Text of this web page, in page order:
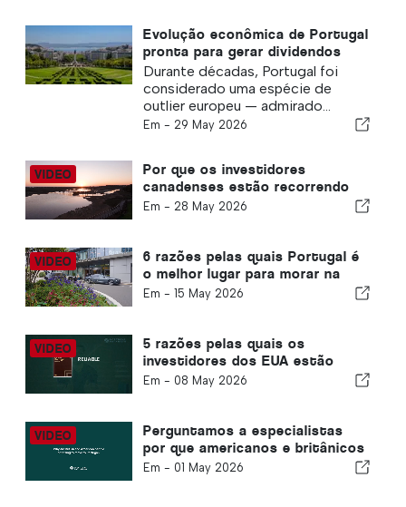
Evolução econômica de Portugal
pronta para gerar dividendos
Durante décadas, Portugal foi
considerado uma espécie de
outlier europeu — admirado...
Em - 29 May 2026
Por que os investidores
canadenses estão recorrendo
ao Golden Visa de Portugal
Em - 28 May 2026
6 razões pelas quais Portugal é
o melhor lugar para morar na
Europa
Em - 15 May 2026
5 razões pelas quais os
investidores dos EUA estão
escolhendo o Golden Visa de
Em - 08 May 2026
Perguntamos a especialistas
por que americanos e britânicos
estão se mudando para Portugal
Em - 01 May 2026